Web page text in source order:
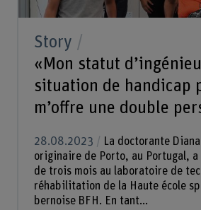
Story
«Mon statut
situation de handicap
m’offre une double
28.08.2023
La doctorante
originaire de Porto, au Portugal, a
de trois mois au laboratoire de
réhabilitation de la Haute école
bernoise BFH. En tant...